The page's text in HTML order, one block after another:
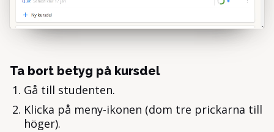
Ta bort betyg på kursdel
Gå till studenten.
Klicka på meny-ikonen (dom tre prickarna till
höger).